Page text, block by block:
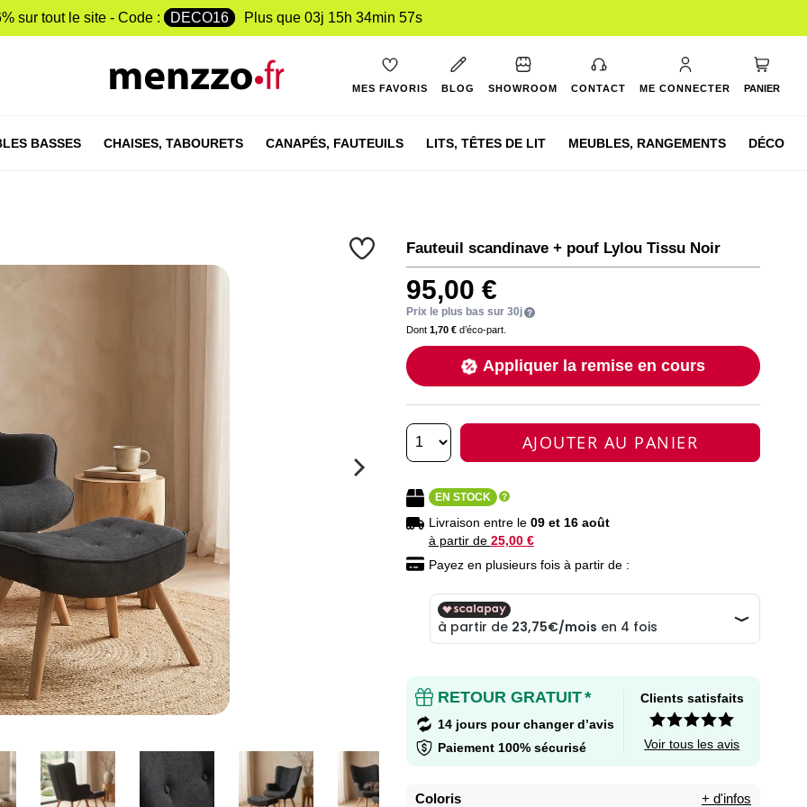
sur tout le site - Code : DECO16 Plus que 03j 15h 34min 56s
MES FAVORIS BLOG SHOWROOM CONTACT ME CONNECTER PANIER
BASSES CHAISES, TABOURETS CANAPÉS, FAUTEUILS LITS, TÊTES DE LIT MEUBLES, RANGEMENTS DÉCO
Fauteuil scandinave + pouf Lylou Tissu Noir
95,00 €
Prix le plus bas sur 30j
Dont 1,70 €d’éco-part.
Appliquer la remise en cours
AJOUTER AU PANIER
EN STOCK
Livraison entre le 09 et 16 août
à partir de 25,00 €
Payez en plusieurs fois à partir de :
RETOUR GRATUIT*
14 jours pour changer d’avis
Paiement 100% sécurisé
Clients satisfaits
Voir tous les avis
Coloris + d'infos